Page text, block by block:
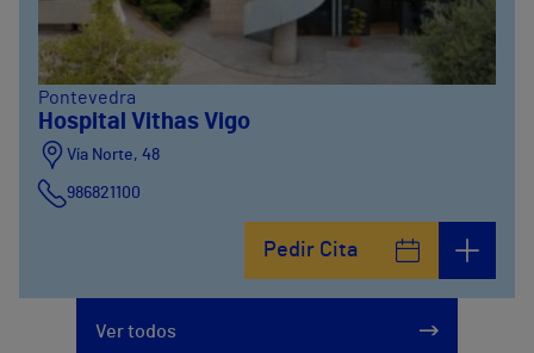
Pontevedra
Hospital Vithas Vigo
Vía Norte, 48
986821100
Pedir Cita
Ver todos